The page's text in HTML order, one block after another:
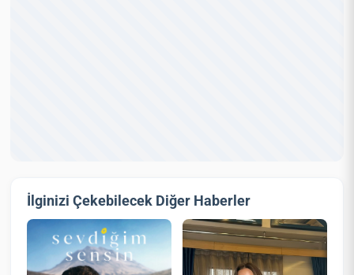
İlginizi Çekebilecek Diğer Haberler